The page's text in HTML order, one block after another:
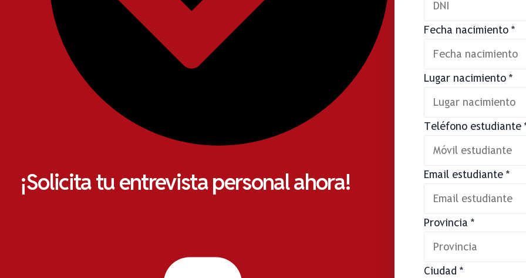
¡Solicita tu entrevista personal ahora!
Fecha nacimiento *
Lugar nacimiento *
Teléfono estudiante
Email estudiante *
Provincia *
Ciudad *